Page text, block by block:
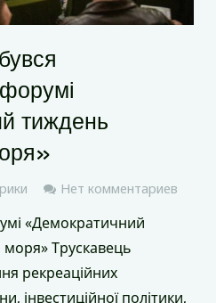
тиждень
Нет комментариев
«Демократичний
Трускавець
рекреаційних
інвестиційної політики,